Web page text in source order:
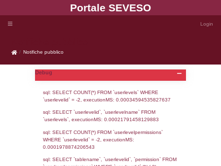
Portale
Notifiche pubblico
Notifiche pubblico
Debug
sql: SELECT COUNT(*) FROM `userlevels`